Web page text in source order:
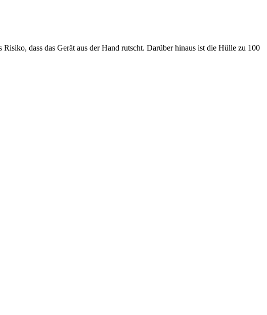
dass das Gerät aus der Hand rutscht. Darüber hinaus ist die Hülle zu 100